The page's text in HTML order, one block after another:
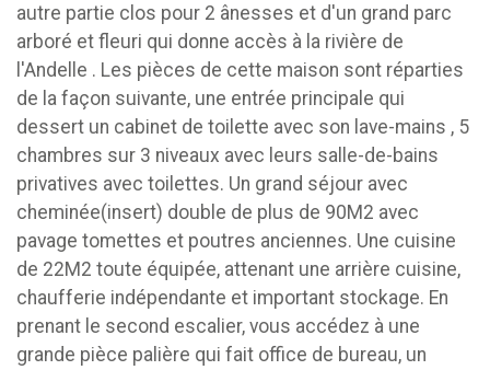
autre partie clos pour 2 ânesses et d'un grand parc
arboré et fleuri qui donne accès à la rivière de
l'Andelle . Les pièces de cette maison sont réparties
de la façon suivante, une entrée principale qui
dessert un cabinet de toilette avec son lave-mains , 5
chambres sur 3 niveaux avec leurs salle-de-bains
privatives avec toilettes. Un grand séjour avec
cheminée(insert) double de plus de 90M2 avec
pavage tomettes et poutres anciennes. Une cuisine
de 22M2 toute équipée, attenant une arrière cuisine,
chaufferie indépendante et important stockage. En
prenant le second escalier, vous accédez à une
grande pièce palière qui fait office de bureau, un